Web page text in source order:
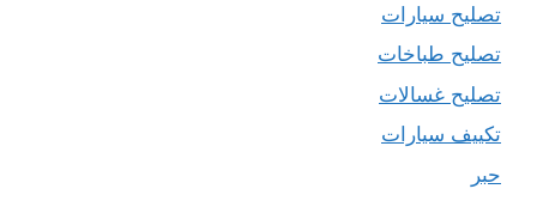
تصليح سيارات
تصليح طباخات
تصليح غسالات
تكييف سيارات
حبر